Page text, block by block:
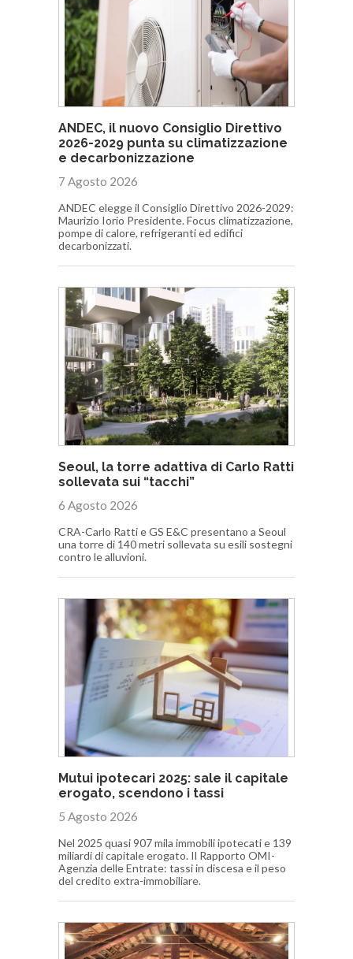
ANDEC, il nuovo Consiglio Direttivo
2026-2029 punta su climatizzazione
e decarbonizzazione
7 Agosto 2026
ANDEC elegge il Consiglio Direttivo 2026-2029:
Maurizio Iorio Presidente. Focus climatizzazione,
pompe di calore, refrigeranti ed edifici
decarbonizzati.
Seoul, la torre adattiva di Carlo Ratti
sollevata sui “tacchi”
6 Agosto 2026
CRA-Carlo Ratti e GS E&C presentano a Seoul
una torre di 140 metri sollevata su esili sostegni
contro le alluvioni.
Mutui ipotecari 2025: sale il capitale
erogato, scendono i tassi
5 Agosto 2026
Nel 2025 quasi 907 mila immobili ipotecati e 139
miliardi di capitale erogato. Il Rapporto OMI-
Agenzia delle Entrate: tassi in discesa e il peso
del credito extra-immobiliare.